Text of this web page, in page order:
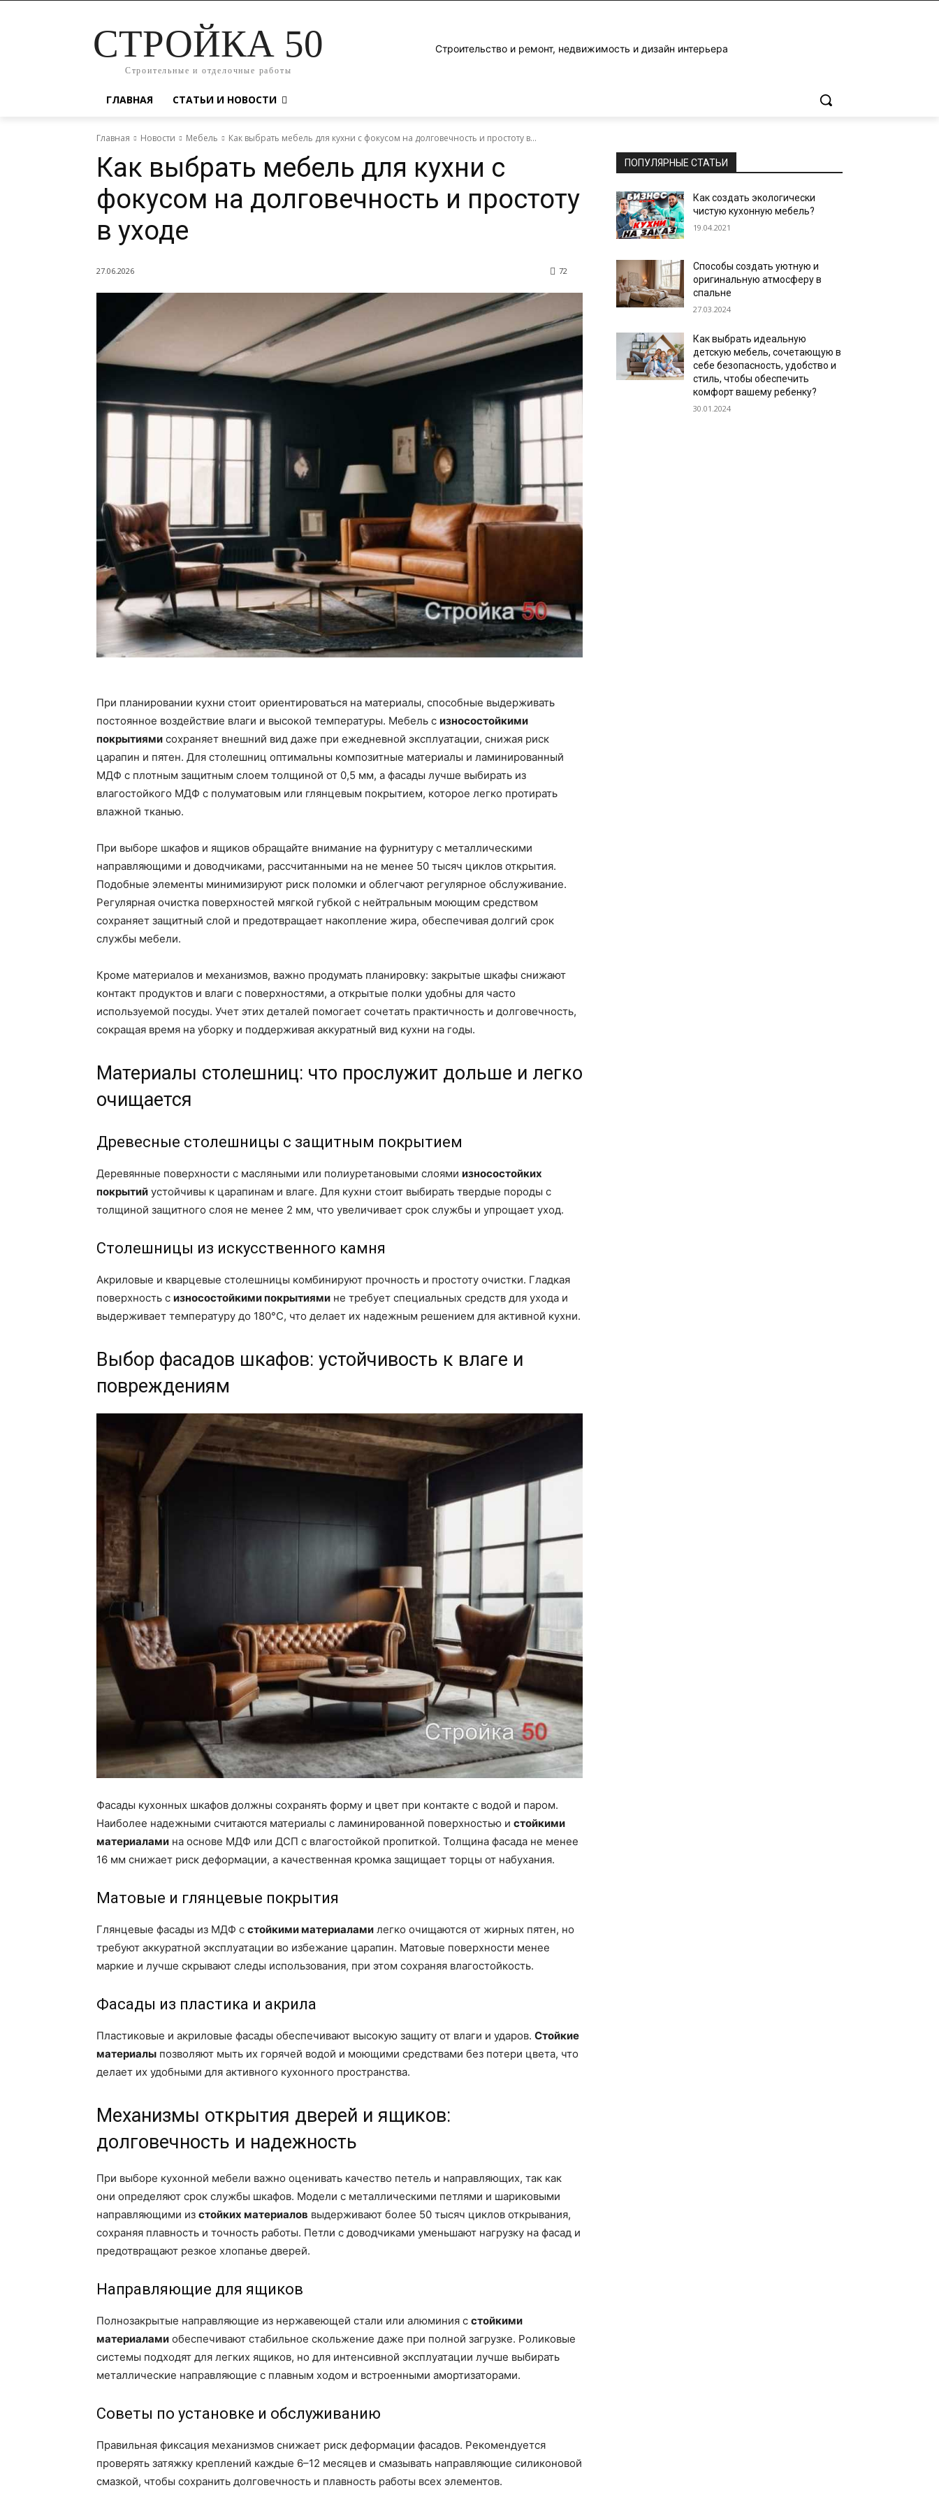
СТРОЙКА 50
Строительные и отделочные работы
Строительство и ремонт, недвижимость и дизайн интерьера
ГЛАВНАЯ СТАТЬИ И НОВОСТИ
Главная Новости Мебель Как выбрать мебель для кухни с фокусом на долговечность и простоту в...
Как выбрать мебель для кухни с
фокусом на долговечность и простоту
в уходе
27.06.2026 72
При планировании кухни стоит ориентироваться на материалы, способные выдерживать
постоянное воздействие влаги и высокой температуры. Мебель с износостойкими
покрытиями сохраняет внешний вид даже при ежедневной эксплуатации, снижая риск
царапин и пятен. Для столешниц оптимальны композитные материалы и ламинированный
МДФ с плотным защитным слоем толщиной от 0,5 мм, а фасады лучше выбирать из
влагостойкого МДФ с полуматовым или глянцевым покрытием, которое легко протирать
влажной тканью.
При выборе шкафов и ящиков обращайте внимание на фурнитуру с металлическими
направляющими и доводчиками, рассчитанными на не менее 50 тысяч циклов открытия.
Подобные элементы минимизируют риск поломки и облегчают регулярное обслуживание.
Регулярная очистка поверхностей мягкой губкой с нейтральным моющим средством
сохраняет защитный слой и предотвращает накопление жира, обеспечивая долгий срок
службы мебели.
Кроме материалов и механизмов, важно продумать планировку: закрытые шкафы снижают
контакт продуктов и влаги с поверхностями, а открытые полки удобны для часто
используемой посуды. Учет этих деталей помогает сочетать практичность и долговечность,
сокращая время на уборку и поддерживая аккуратный вид кухни на годы.
Материалы столешниц: что прослужит дольше и легко
очищается
Древесные столешницы с защитным покрытием
Деревянные поверхности с масляными или полиуретановыми слоями износостойких
покрытий устойчивы к царапинам и влаге. Для кухни стоит выбирать твердые породы с
толщиной защитного слоя не менее 2 мм, что увеличивает срок службы и упрощает уход.
Столешницы из искусственного камня
Акриловые и кварцевые столешницы комбинируют прочность и простоту очистки. Гладкая
поверхность с износостойкими покрытиями не требует специальных средств для ухода и
выдерживает температуру до 180°C, что делает их надежным решением для активной кухни.
Выбор фасадов шкафов: устойчивость к влаге и
повреждениям
Фасады кухонных шкафов должны сохранять форму и цвет при контакте с водой и паром.
Наиболее надежными считаются материалы с ламинированной поверхностью и стойкими
материалами на основе МДФ или ДСП с влагостойкой пропиткой. Толщина фасада не менее
16 мм снижает риск деформации, а качественная кромка защищает торцы от набухания.
Матовые и глянцевые покрытия
Глянцевые фасады из МДФ с стойкими материалами легко очищаются от жирных пятен, но
требуют аккуратной эксплуатации во избежание царапин. Матовые поверхности менее
маркие и лучше скрывают следы использования, при этом сохраняя влагостойкость.
Фасады из пластика и акрила
Пластиковые и акриловые фасады обеспечивают высокую защиту от влаги и ударов. Стойкие
материалы позволяют мыть их горячей водой и моющими средствами без потери цвета, что
делает их удобными для активного кухонного пространства.
Механизмы открытия дверей и ящиков:
долговечность и надежность
При выборе кухонной мебели важно оценивать качество петель и направляющих, так как
они определяют срок службы шкафов. Модели с металлическими петлями и шариковыми
направляющими из стойких материалов выдерживают более 50 тысяч циклов открывания,
сохраняя плавность и точность работы. Петли с доводчиками уменьшают нагрузку на фасад и
предотвращают резкое хлопанье дверей.
Направляющие для ящиков
Полнозакрытые направляющие из нержавеющей стали или алюминия с стойкими
материалами обеспечивают стабильное скольжение даже при полной загрузке. Роликовые
системы подходят для легких ящиков, но для интенсивной эксплуатации лучше выбирать
металлические направляющие с плавным ходом и встроенными амортизаторами.
Советы по установке и обслуживанию
Правильная фиксация механизмов снижает риск деформации фасадов. Рекомендуется
проверять затяжку креплений каждые 6–12 месяцев и смазывать направляющие силиконовой
смазкой, чтобы сохранить долговечность и плавность работы всех элементов.
ПОПУЛЯРНЫЕ СТАТЬИ
Как создать экологически
чистую кухонную мебель?
19.04.2021
Способы создать уютную и
оригинальную атмосферу в
спальне
27.03.2024
Как выбрать идеальную
детскую мебель, сочетающую в
себе безопасность, удобство и
стиль, чтобы обеспечить
комфорт вашему ребенку?
30.01.2024